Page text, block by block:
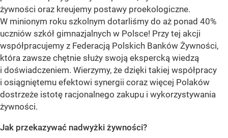
żywności oraz kreujemy postawy proekologiczne.
W minionym roku szkolnym dotarliśmy do aż ponad 40%
uczniów szkół gimnazjalnych w Polsce! Przy tej akcji
współpracujemy z Federacją Polskich Banków Żywności,
która zawsze chętnie służy swoją ekspercką wiedzą
i doświadczeniem. Wierzymy, że dzięki takiej współpracy
i osiągniętemu efektowi synergii coraz więcej Polaków
dostrzeże istotę racjonalnego zakupu i wykorzystywania
żywności.
Jak przekazywać nadwyżki żywności?